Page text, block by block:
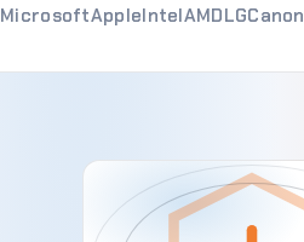
MicrosoftAppleIntelAMDLGCanon